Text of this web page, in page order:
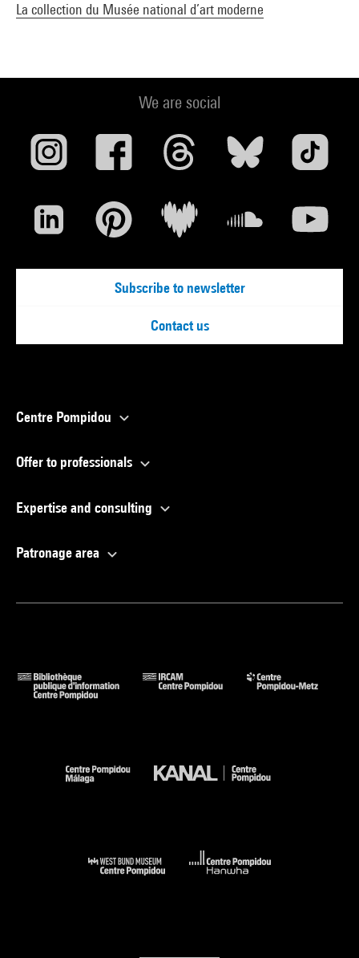
La collection du Musée national d’art moderne
We are social
Subscribe to newsletter
Contact us
Centre Pompidou
Offer to professionals
Expertise and consulting
Patronage area